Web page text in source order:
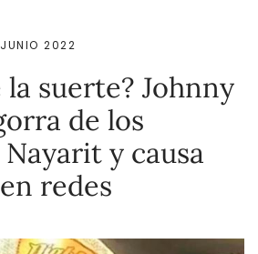
2022
la suerte? Johnny
de los
y causa
redes